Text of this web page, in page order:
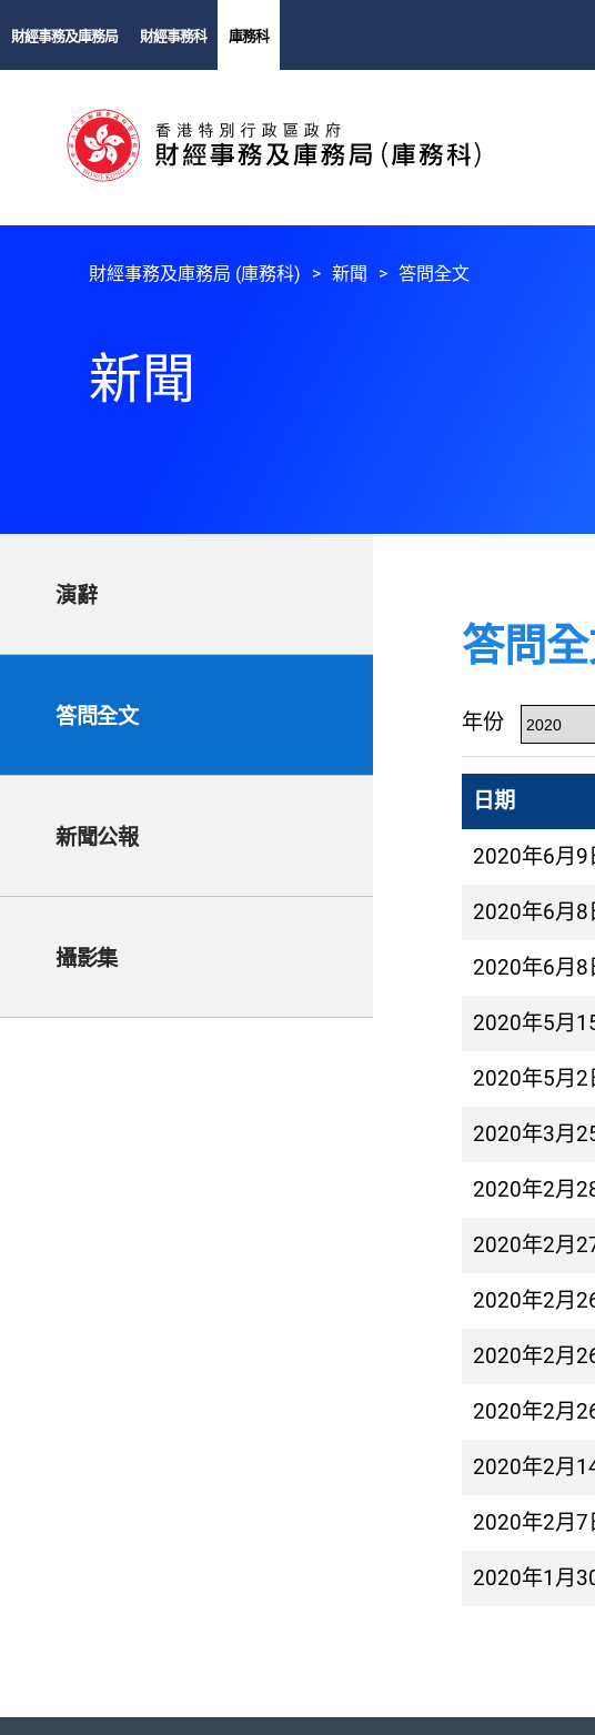
財經事務及庫務局 財經事務科 庫務科
財經事務及庫務局 (庫務科) 新聞 答問全文
新聞
演辭
答問全文
新聞公報
攝影集
答問
年份
日期
2020年6月9
2020年6月8
2020年6月8
2020年5月
2020年5月2
2020年3月
2020年2月
2020年2月
2020年2月
2020年2月
2020年2月
2020年2月
2020年2月7
2020年1月